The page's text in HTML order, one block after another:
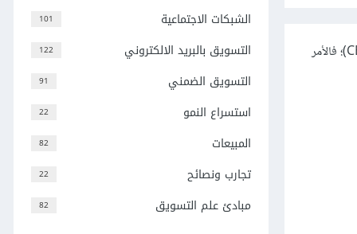
على الرغم من أنَّ الأمر يبدو كأنَّه مهمةٌ مستحيلةٌ، لكنك لن تحتاج أن يكون لديك قدراتٌ خارقةٌ لتعثر على عناوين البريد الإلكتروني للمدراء التنفيذيين (CEOs)؛ فالأمر
101 الشبكات الاجتماعية
122 التسويق بالبريد الالكتروني
91 التسويق الضمني
22 استسراع النمو
82 المبيعات
22 تجارب ونصائح
82
مبادئ علم التسويق